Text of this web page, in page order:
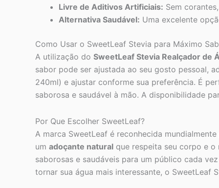
Livre de Aditivos Artificiais: Sem
Alternativa Saudável: Uma excelente
Como Usar o SweetLeaf Stevia para Máximo
A utilização do SweetLeaf Stevia Realçador de
sabor pode ser ajustada ao seu gosto pessoal,
240ml) e ajustar conforme sua preferência. É
saborosa e saudável à mão. A disponibilidade
Por Que Escolher SweetLeaf?
A marca SweetLeaf é reconhecida
um adoçante natural que respeita seu corpo e
saborosas e saudáveis para um público cada
tornar sua água mais interessante, o SweetLeaf